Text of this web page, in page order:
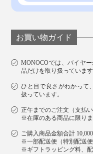
お買い物ガイド
MONOCOでは、バイヤ
品だけを取り扱っています
ひと目で良さがわかって
扱っています。
正午までのご注文（支払
※在庫のある商品に限りま
ご購入商品金額合計
※一部配送便（特別配送
※ギフトラッピング料、